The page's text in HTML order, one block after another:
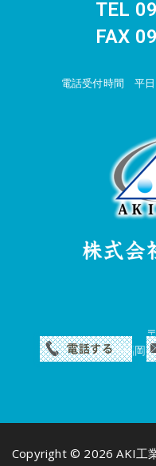
TEL
FAX
電話受付時間 平日
福岡県福岡
Copyright © 2026 AKI工